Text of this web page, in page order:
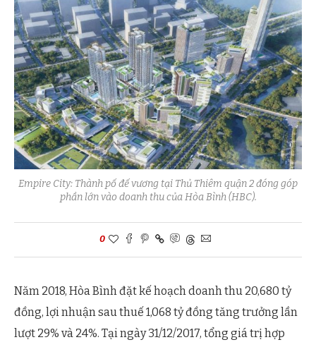
Empire City: Thành pố đế vương tại Thủ Thiêm quận 2 đóng góp
phần lớn vào doanh thu của Hòa Bình (HBC).
0
Năm 2018, Hòa Bình đặt kế hoạch doanh thu 20,680 tỷ
đồng, lợi nhuận sau thuế 1,068 tỷ đồng tăng trưởng lần
lượt 29% và 24%. Tại ngày 31/12/2017, tổng giá trị hợp